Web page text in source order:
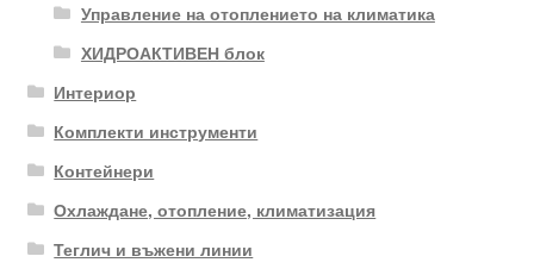
Управление на отоплението на климатика
ХИДРОАКТИВЕН блок
Интериор
Комплекти инструменти
Контейнери
Охлаждане, отопление, климатизация
Теглич и въжени линии